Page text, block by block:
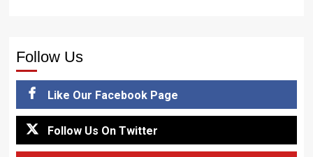
Follow Us
Like Our Facebook Page
Follow Us On Twitter